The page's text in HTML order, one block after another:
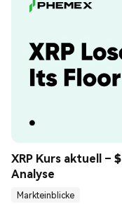
XRP Kurs aktuell –
Analyse
Markteinblicke